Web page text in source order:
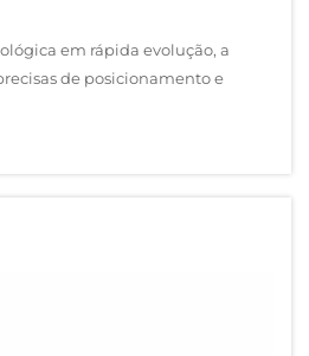
em rápida evolução, a
de posicionamento e
precedentes. Setores que
até agricultura de precisão